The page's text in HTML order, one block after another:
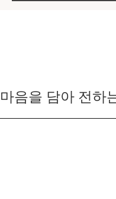
마음을 담아 전하